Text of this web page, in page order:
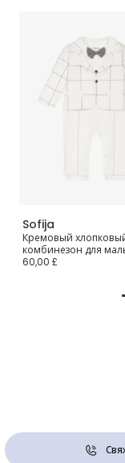
Sofija
Кремовый
комбинезон для
60,00 £